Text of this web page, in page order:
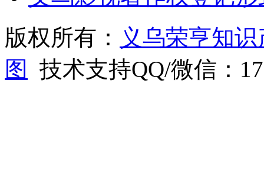
版权所有： 义乌荣亨知
图
技术支持QQ/微信：